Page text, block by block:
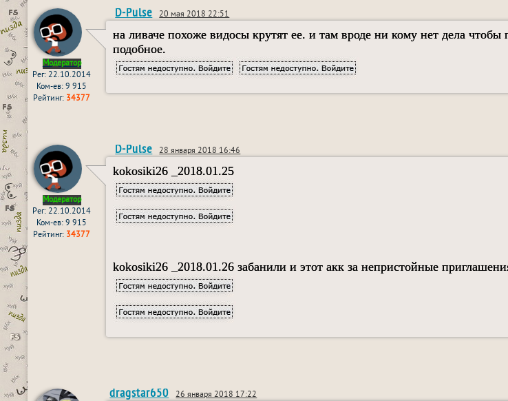
Модератор
Рег: 22.10.2014
Ком-ев: 9 915
Рейтинг: 34377
D-Pulse 20 мая 2018 22:51
на ливаче похоже видосы крутят ее. и там вроде ни кому нет дела чтобы
подобное.
Модератор
Рег: 22.10.2014
Ком-ев: 9 915
Рейтинг: 34377
D-Pulse 28 января 2018 16:46
kokosiki26 _2018.01.25
kokosiki26 _2018.01.26 забанили и этот акк за непристойные
dragstar650 26 января 2018 17:22